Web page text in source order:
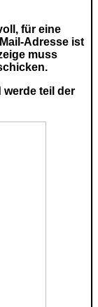
für eine
Adresse ist
muss
teil der